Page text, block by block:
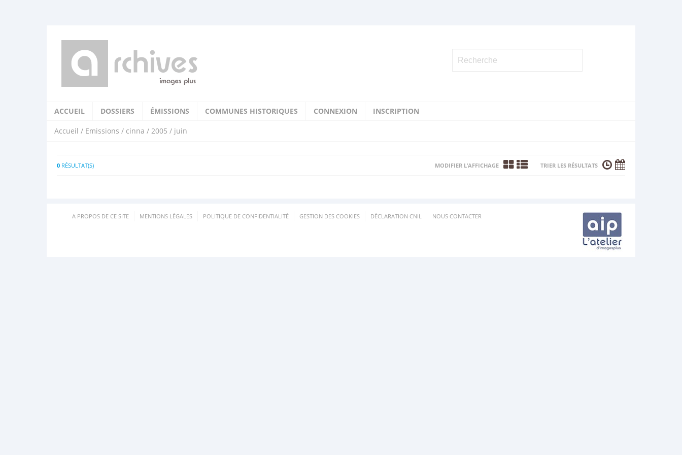
ACCUEIL DOSSIERS ÉMISSIONS COMMUNES HISTORIQUES CONNEXION INSCRIPTION
Accueil / Emissions / cinna / 2005 / juin
0 RÉSULTAT(S) TRIER LES RÉSULTATS
MODIFIER L’AFFICHAGE
A PROPOS DE CE SITE MENTIONS LÉGALES POLITIQUE DE CONFIDENTIALITÉ GESTION DES COOKIES DÉCLARATION CNIL NOUS CONTACTER